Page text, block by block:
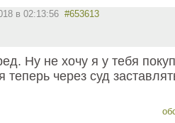
в 02:13:56 #653613
Ну не хочу я у тебя
теперь через суд